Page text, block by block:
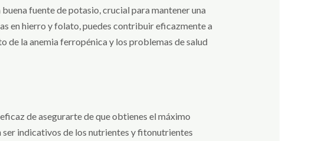
fuente de potasio, crucial para mantener una
en hierro y folato, puedes contribuir eficazmente a
de la anemia ferropénica y los problemas de salud
de asegurarte de que obtienes el máximo
indicativos de los nutrientes y fitonutrientes